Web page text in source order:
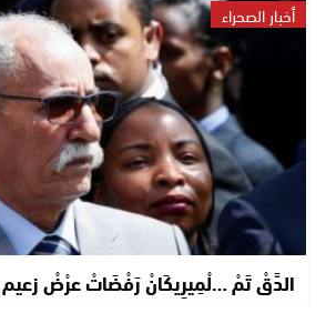
أخبار الصحراء
الدَّقْ تَمْ …لْمِيرِيكَانْ رَفْضَاتْ عرْضْ زعيم